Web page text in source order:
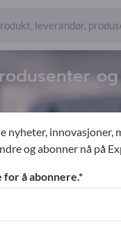
Polypropylen (PP)
nyheter, innovasjoner,
og abonner nå på
for å abonnere.